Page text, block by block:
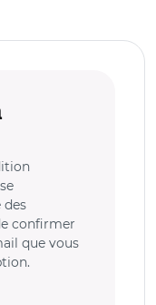
des
confirmer
que vous